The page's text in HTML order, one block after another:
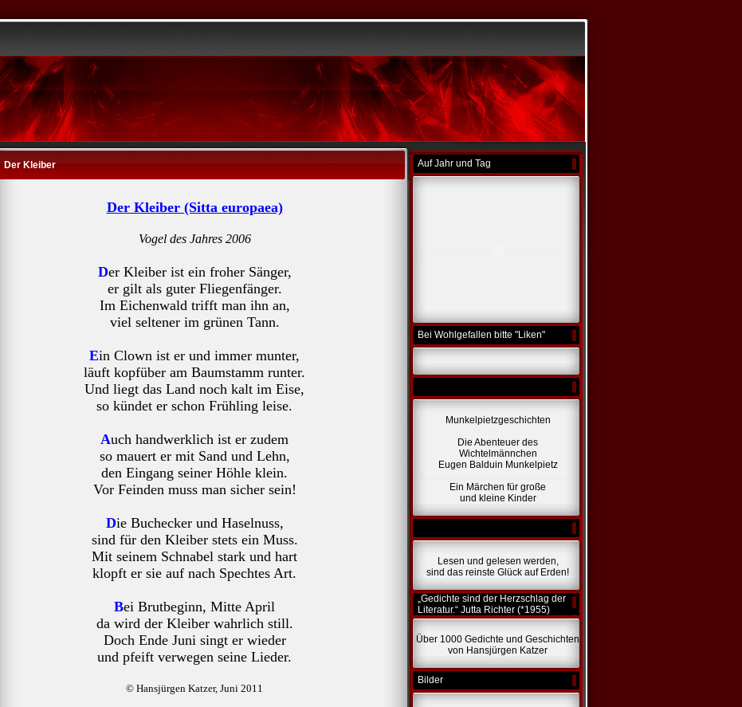
Der Kleiber
Der Kleiber (Sitta europaea)
Vogel des Jahres 2006
Der Kleiber ist ein froher Sänger,
er gilt als guter Fliegenfänger.
Im Eichenwald trifft man ihn an,
viel seltener im grünen Tann.
Ein Clown ist er und immer munter,
läuft kopfüber am Baumstamm runter.
Und liegt das Land noch kalt im Eise,
so kündet er schon Frühling leise.
Auch handwerklich ist er zudem
so mauert er mit Sand und Lehn,
den Eingang seiner Höhle klein.
Vor Feinden muss man sicher sein!
Die Buchecker und Haselnuss,
sind für den Kleiber stets ein Muss.
Mit seinem Schnabel stark und hart
klopft er sie auf nach Spechtes Art.
Bei Brutbeginn, Mitte April
da wird der Kleiber wahrlich still.
Doch Ende Juni singt er wieder
und pfeift verwegen seine Lieder.
© Hansjürgen Katzer, Juni 2011
Auf Jahr und Tag
Bei Wohlgefallen bitte "Liken"
Munkelpietzgeschichten
Die Abenteuer des
Wichtelmännchen
Eugen Balduin Munkelpietz
Ein Märchen für große
und kleine Kinder
Lesen und gelesen werden,
sind das reinste Glück auf Erden!
„Gedichte sind der Herzschlag der
Literatur.“ Jutta Richter (*1955)
Über 1000 Gedichte und Geschichten
von Hansjürgen Katzer
Bilder